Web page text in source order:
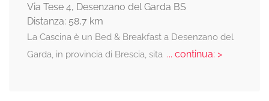
Via Tese 4, Desenzano del Garda BS
Distanza: 58,7 km
La Cascina è un Bed & Breakfast a Desenzano del
Garda, in provincia di Brescia, sita... continua: >